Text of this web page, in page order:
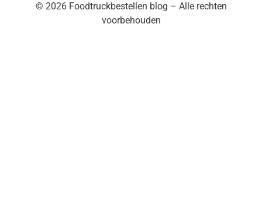
© 2026 Foodtruckbestellen blog – Alle rechten
voorbehouden